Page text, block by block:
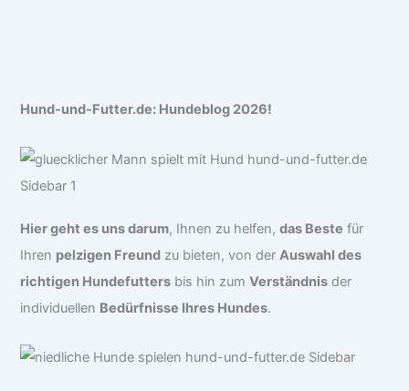
Hund-und-Futter.de: Hundeblog 2026!
Hier geht es uns darum, Ihnen zu helfen,das Beste für
Ihren pelzigen Freund zu bieten, von derAuswahl des
richtigen Hundefutters bis hin zumVerständnis der
individuellen Bedürfnisse Ihres Hundes.